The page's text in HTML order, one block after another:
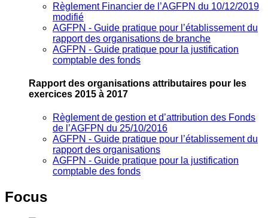
Règlement Financier de l’AGFPN du 10/12/2019
modifié
AGFPN ‐ Guide pratique pour l’établissement du
rapport des organisations de branche
AGFPN ‐ Guide pratique pour la justification
comptable des fonds
Rapport des organisations attributaires pour les
exercices 2015 à 2017
Règlement de gestion et d’attribution des Fonds
de l’AGFPN du 25/10/2016
AGFPN ‐ Guide pratique pour l’établissement du
rapport des organisations
AGFPN ‐ Guide pratique pour la justification
comptable des fonds
Focus